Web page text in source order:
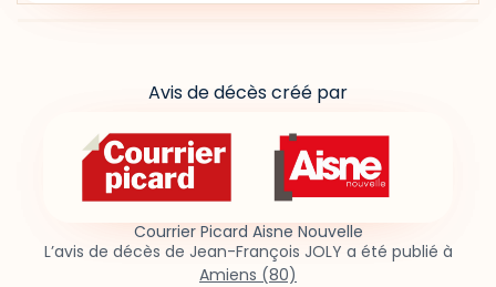
Avis de décès créé par
Courrier Picard Aisne Nouvelle
L’avis de décès de Jean-François JOLY a été publié à
Amiens (80)